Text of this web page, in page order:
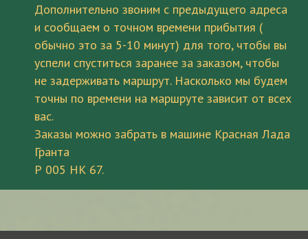
Дополнительно звоним с предыдущего адреса
и сообщаем о точном времени прибытия (
обычно это за 5-10 минут) для того, чтобы вы
успели спуститься заранее за заказом, чтобы
не задерживать маршрут. Насколько мы будем
точны по времени на маршруте зависит от всех
вас.
Заказы можно забрать в машине Красная Лада
Гранта
Р 005 НК 67.